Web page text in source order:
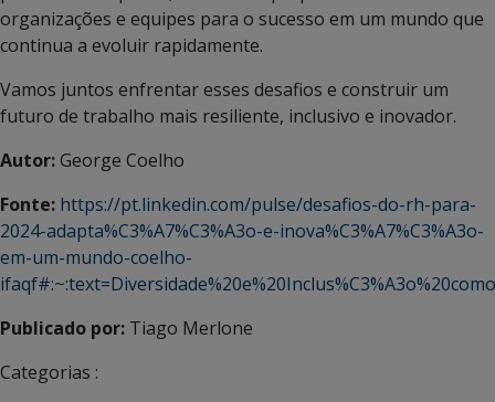
organizações e equipes para o sucesso em um mundo que
continua a evoluir rapidamente.
Vamos juntos enfrentar esses desafios e construir um
futuro de trabalho mais resiliente, inclusivo e inovador.
Autor:George Coelho
Fonte: https://pt.linkedin.com/pulse/desafios-do-rh-para-
2024-adapta%C3%A7%C3%A3o-e-inova%C3%A7%C3%A3o-
em-um-mundo-coelho-
Publicado por: Tiago Merlone
Categorias :